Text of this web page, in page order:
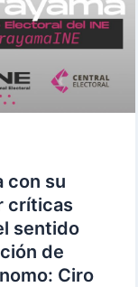
con su
críticas
sentido
de
Ciro